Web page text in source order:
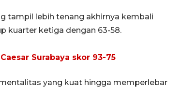
tampil lebih tenang akhirnya kembali
kuarter ketiga dengan 63-58.
Surabaya skor 93-75
yang kuat hingga memperlebar